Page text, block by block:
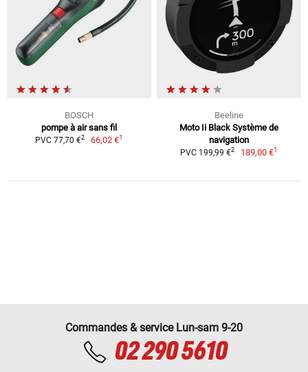
BOSCH
pompe à air sans fil
PVC 77,70 €2 66,02 €1
Beeline
Moto Ii Black Système de
navigation
PVC 199,99 €2 189,00 €1
Commandes & service Lun-sam 9-20
02 290 5610